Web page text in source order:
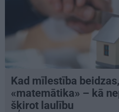
Kad mīlestība
«matemātika» – kā
šķirot laulību